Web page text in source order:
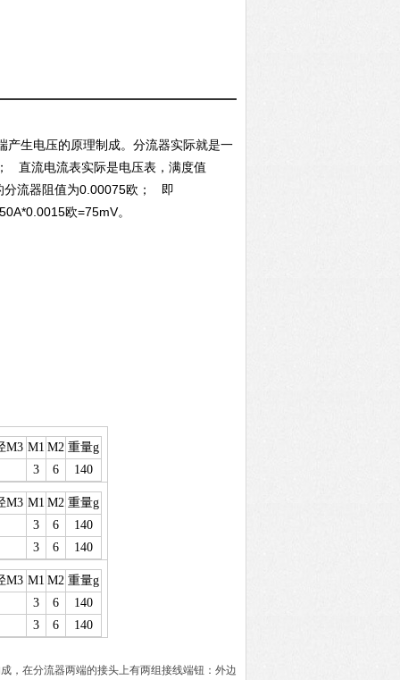
产生电压的原理制成。分流器实际就是一
直流电流表实际是电压表，满度值
分流器阻值为0.00075欧； 即
欧=75mV。
M3 M1 M2 重量g
3
6 140
M3 M1 M2 重量g
3
6
140
3
6 140
M3 M1 M2 重量g
3
6
140
3
6 140
，在分流器两端的接头上有两组接线端钮：外边